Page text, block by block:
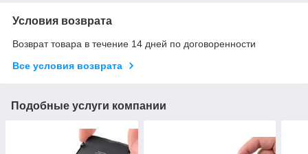
Условия возврата
Возврат товара в течение 14 дней по договоренности
Все условия возврата
Подобные услуги компании